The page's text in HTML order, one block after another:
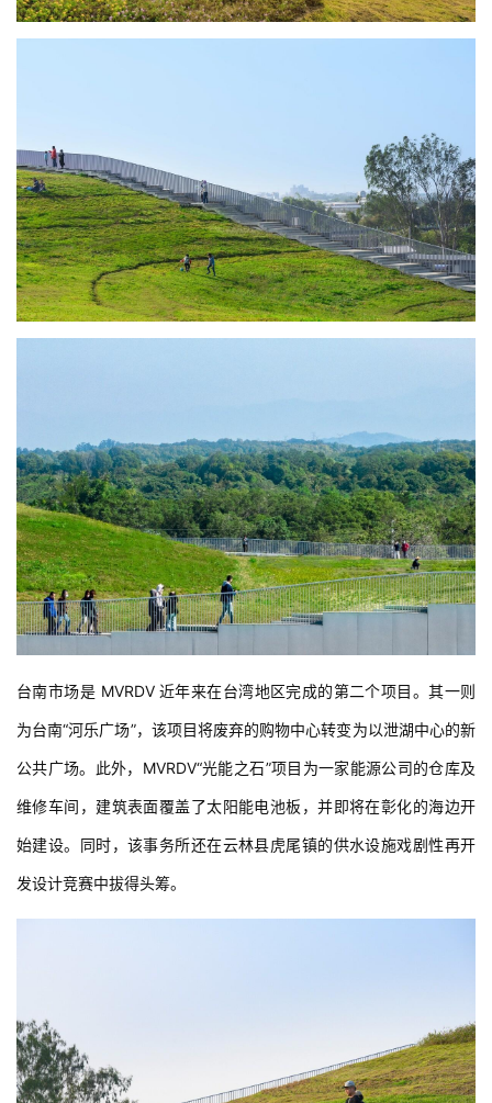
台南市场是 MVRDV 近年来在台湾地区完成的第二个项目。其一则
为台南“河乐广场”，该项目将废弃的购物中心转变为以泄湖中心的新
公共广场。此外，MVRDV“光能之石”项目为一家能源公司的仓库及
维修车间，建筑表面覆盖了太阳能电池板，并即将在彰化的海边开
始建设。同时，该事务所还在云林县虎尾镇的供水设施戏剧性再开
发设计竞赛中拔得头筹。